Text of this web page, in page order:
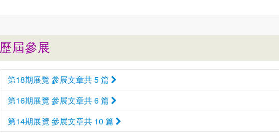
歷屆參展
第18期展覽 參展文章共 5 篇
第16期展覽 參展文章共 6 篇
第14期展覽 參展文章共 10 篇